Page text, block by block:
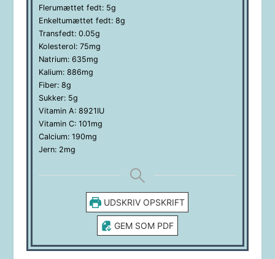
Flerumættet fedt: 5g
Enkeltumættet fedt: 8g
Transfedt: 0.05g
Kolesterol: 75mg
Natrium: 635mg
Kalium: 886mg
Fiber: 8g
Sukker: 5g
Vitamin A: 8921IU
Vitamin C: 101mg
Calcium: 190mg
Jern: 2mg
UDSKRIV OPSKRIFT
GEM SOM PDF